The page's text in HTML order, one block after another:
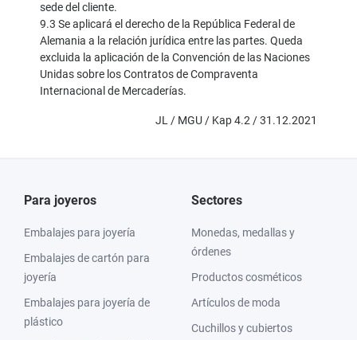
sede del cliente.
9.3 Se aplicará el derecho de la República Federal de
Alemania a la relación jurídica entre las partes. Queda
excluida la aplicación de la Convención de las Naciones
Unidas sobre los Contratos de Compraventa
Internacional de Mercaderías.
JL / MGU / Kap 4.2 / 31.12.2021
Para joyeros
Embalajes para joyería
Embalajes de cartón para
joyería
Embalajes para joyería de
plástico
Sectores
Monedas, medallas y
órdenes
Productos cosméticos
Artículos de moda
Cuchillos y cubiertos